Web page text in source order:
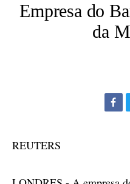
Empresa do
da
REUTERS